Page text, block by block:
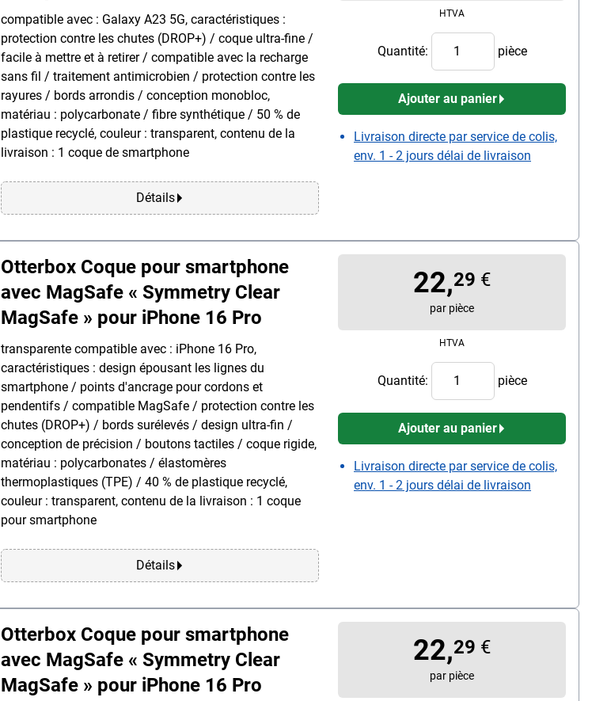
compatible avec : Galaxy A23 5G, caractéristiques :
protection contre les chutes (DROP+) / coque ultra-fine /
facile à mettre et à retirer / compatible avec la recharge
sans fil / traitement antimicrobien / protection contre les
rayures / bords arrondis / conception monobloc,
matériau : polycarbonate / fibre synthétique / 50 % de
plastique recyclé, couleur : transparent, contenu de la
livraison : 1 coque de smartphone
Détails
HTVA
Quantité: pièce
Ajouter au panier
Livraison directe par service de colis,
env. 1 - 2 jours délai de livraison
Otterbox Coque pour smartphone
avec MagSafe « Symmetry Clear
MagSafe » pour iPhone 16 Pro
transparente compatible avec : iPhone 16 Pro,
caractéristiques : design épousant les lignes du
smartphone / points d'ancrage pour cordons et
pendentifs / compatible MagSafe / protection contre les
chutes (DROP+) / bords surélevés / design ultra-fin /
conception de précision / boutons tactiles / coque rigide,
matériau : polycarbonates / élastomères
thermoplastiques (TPE) / 40 % de plastique recyclé,
couleur : transparent, contenu de la livraison : 1 coque
pour smartphone
Détails
22,29 €
par pièce
HTVA
Quantité: pièce
Ajouter au panier
Livraison directe par service de colis,
env. 1 - 2 jours délai de livraison
Otterbox Coque pour smartphone
avec MagSafe « Symmetry Clear
MagSafe » pour iPhone 16 Pro
22,29 €
par pièce